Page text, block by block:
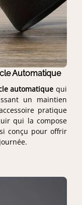
Automatique
automatique qui
un maintien
pratique
qui la compose
conçu pour offrir